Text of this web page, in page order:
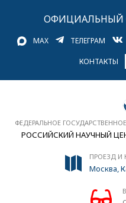
ОФИЦИАЛЬНЫЙ
MAX ТЕЛЕГРАМ
КОНТАКТЫ
ФЕДЕРАЛЬНОЕ
РОССИЙСКИЙ НАУЧНЫЙ
ПРОЕЗД И
Москва,